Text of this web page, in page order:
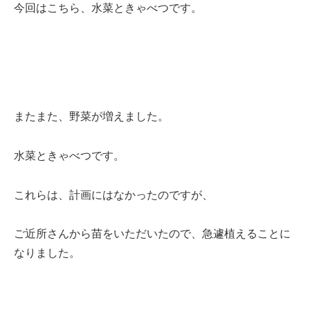
今回はこちら、水菜ときゃべつです。
またまた、野菜が増えました。
水菜ときゃべつです。
これらは、計画にはなかったのですが、
ご近所さんから苗をいただいたので、急遽植えることに
なりました。